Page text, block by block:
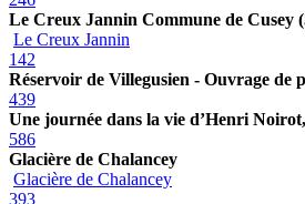
Le Creux Jannin Commune de Cusey
Le Creux Jannin
142
Réservoir de Villegusien - Ouvrage de
439
Une journée dans la vie d’Henri
586
Glacière de Chalancey
Glacière de Chalancey
393